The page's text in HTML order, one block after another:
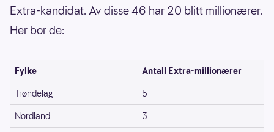
Extra-kandidat. Av disse 46 har 20 blitt millionærer.
Her bor de:
Fylke
Antall Extra-millionærer
Trøndelag
5
Nordland
3